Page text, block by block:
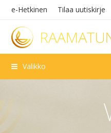
e-Hetkinen Tilaa uutiskirje
Valikko